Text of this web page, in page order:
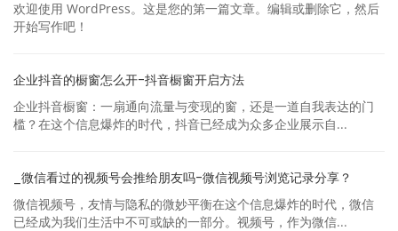
欢迎使用 WordPress。这是您的第一篇文章。编辑或删除它，然后
开始写作吧！
企业抖音的橱窗怎么开-抖音橱窗开启方法
企业抖音橱窗：一扇通向流量与变现的窗，还是一道自我表达的门
槛？在这个信息爆炸的时代，抖音已经成为众多企业展示自...
_微信看过的视频号会推给朋友吗-微信视频号浏览记录分享？
微信视频号，友情与隐私的微妙平衡在这个信息爆炸的时代，微信
已经成为我们生活中不可或缺的一部分。视频号，作为微信...